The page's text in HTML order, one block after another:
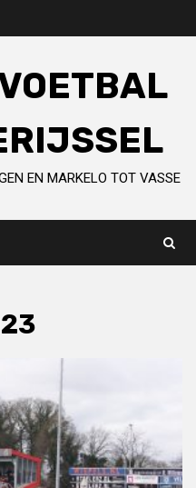
EN MARKELO TOT VASSE